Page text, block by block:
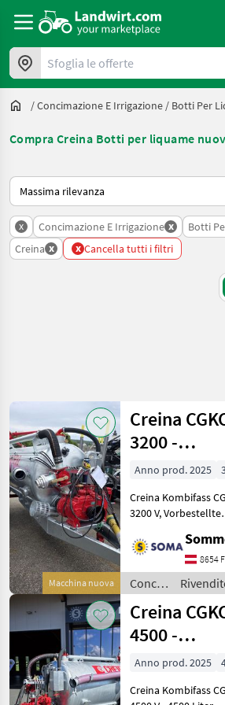
Sfoglia le offerte
/Concimazione E Irrigazione / Botti Per
Compra Creina Botti per liquame
Ecco come viene ordinato su Landwirt.com
x Concimazione E Irrigazione x Botti
Creina x x Cancella tutti i filtri
Categoria 4 Paese
PERCORSO
ATTUALE
Settore
agricolo
Concimazione
E Irrigazione
Botti Per
Liquame
Creina
SCEGLI
CATEGORIA
Reimposta
Mostra
2
risultati
Macchina nuova
Creina
3200 -
Werferfass
Anno prod. 2025
Creina Kombifass
3200 V, Vorbestellte
- Breite Achse
Breitbereifung 550/
BKT, AS Profil für besten
Halt - Hydr
8654
Concimazione
e
irrigazione
/
Creina
Creina
4500 -
Werferfass
hydr.
Anno prod. 2025
Creina Kombifass